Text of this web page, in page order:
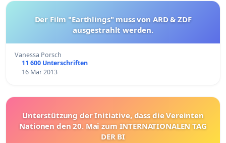
Der Film "Earthlings" muss von ARD & ZDF
ausgestrahlt werden.
Vanessa Porsch
11 600 Unterschriften
16 Mar 2013
Unterstützung der Initiative, dass die Vereinten
Nationen den 20. Mai zum INTERNATIONALEN TAG
DER BI